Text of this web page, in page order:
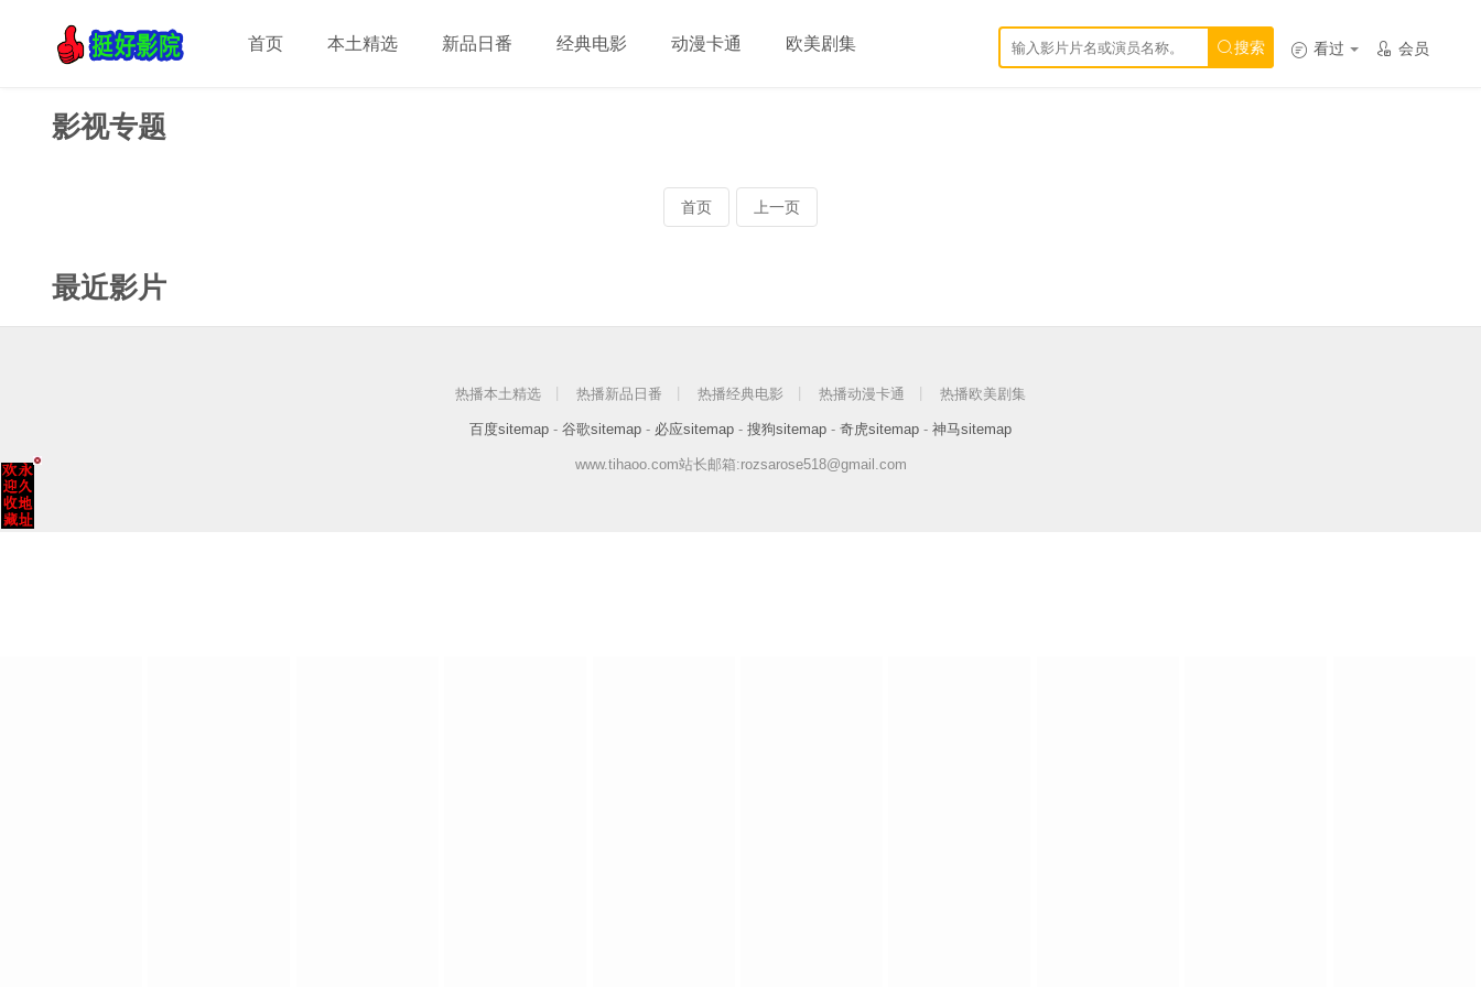
 看过  会员
搜索
首页 本土精选 新品日番 经典电影 动漫卡通 欧美剧集
影视专题
首页 上一页
最近影片
热播本土精选 热播新品日番 热播经典电影 热播动漫卡通 热播欧美剧集
百度sitemap - 谷歌sitemap - 必应sitemap - 搜狗sitemap - 奇虎sitemap - 神马sitemap
www.tihaoo.com站长邮箱:rozsarose518@gmail.com